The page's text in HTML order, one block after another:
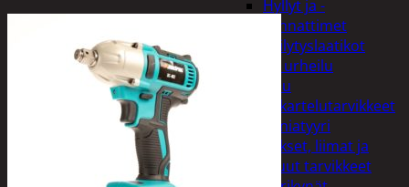
Hyllyt ja -
kannattimet
Säilytyslaatikot
Vapaa-aika ja urheilu
Askartelu
Askartelutarvikkeet
Miniatyyri
Sakset, liimat ja
muut tarvikkeet